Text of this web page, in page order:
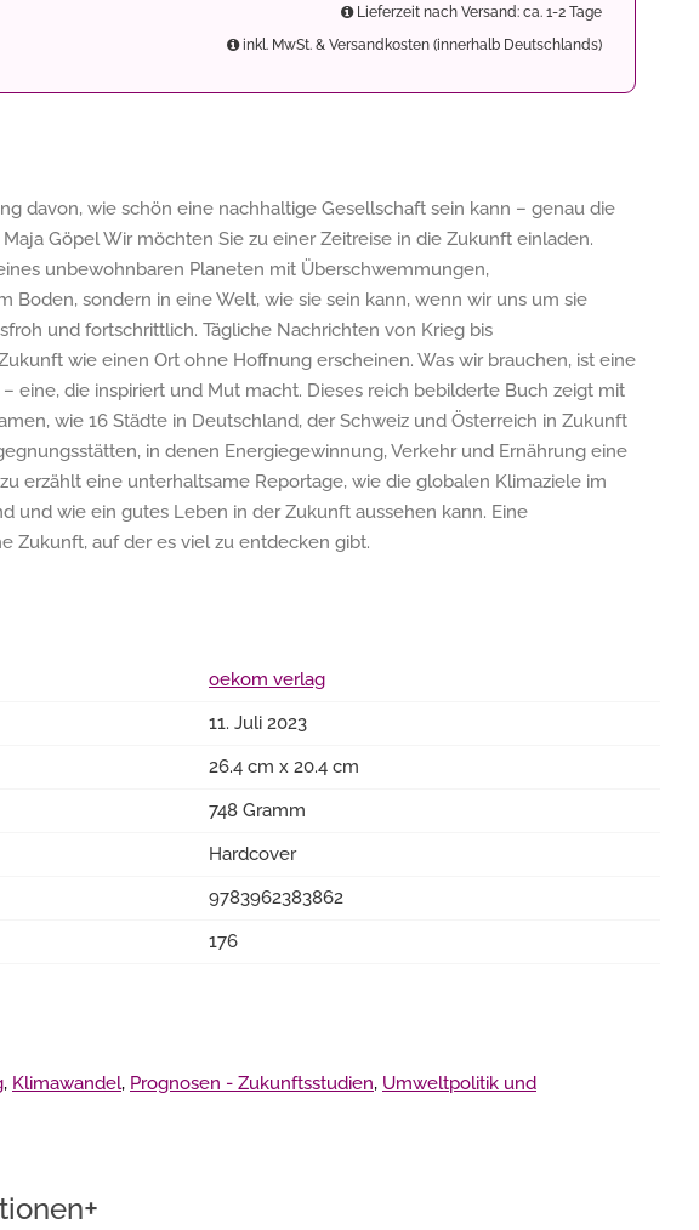
Lieferzeit nach Versand: ca. 1-2 Tage
inkl. MwSt. & Versandkosten (innerhalb Deutschlands)
davon, wie schön eine nachhaltige Gesellschaft sein kann – genau die
Göpel Wir möchten Sie zu einer Zeitreise in die Zukunft einladen.
unbewohnbaren Planeten mit Überschwemmungen,
Boden, sondern in eine Welt, wie sie sein kann, wenn wir uns um sie
und fortschrittlich. Tägliche Nachrichten von Krieg bis
wie einen Ort ohne Hoffnung erscheinen. Was wir brauchen, ist eine
eine, die inspiriert und Mut macht. Dieses reich bebilderte Buch zeigt mit
wie 16 Städte in Deutschland, der Schweiz und Österreich in Zukunft
in denen Energiegewinnung, Verkehr und Ernährung eine
erzählt eine unterhaltsame Reportage, wie die globalen Klimaziele im
und wie ein gutes Leben in der Zukunft aussehen kann. Eine
Zukunft, auf der es viel zu entdecken gibt.
oekom verlag
11. Juli 2023
26.4 cm x 20.4 cm
748 Gramm
Hardcover
9783962383862
176
, Klimawandel, Prognosen - Zukunftsstudien, Umweltpolitik und
+